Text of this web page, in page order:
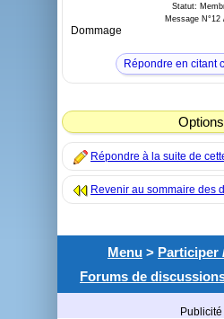
Statut:
Message N°12
Dommage
Répondre en citant
Options
Répondre à la suite de
Revenir au sommaire des
Menu > Participer
Forums de
Publicité